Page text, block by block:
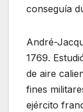
conseguía
André-
1769.
de aire
fines
ejército